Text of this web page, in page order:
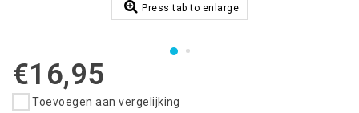
Press tab to enlarge
€16,95
Toevoegen aan vergelijking